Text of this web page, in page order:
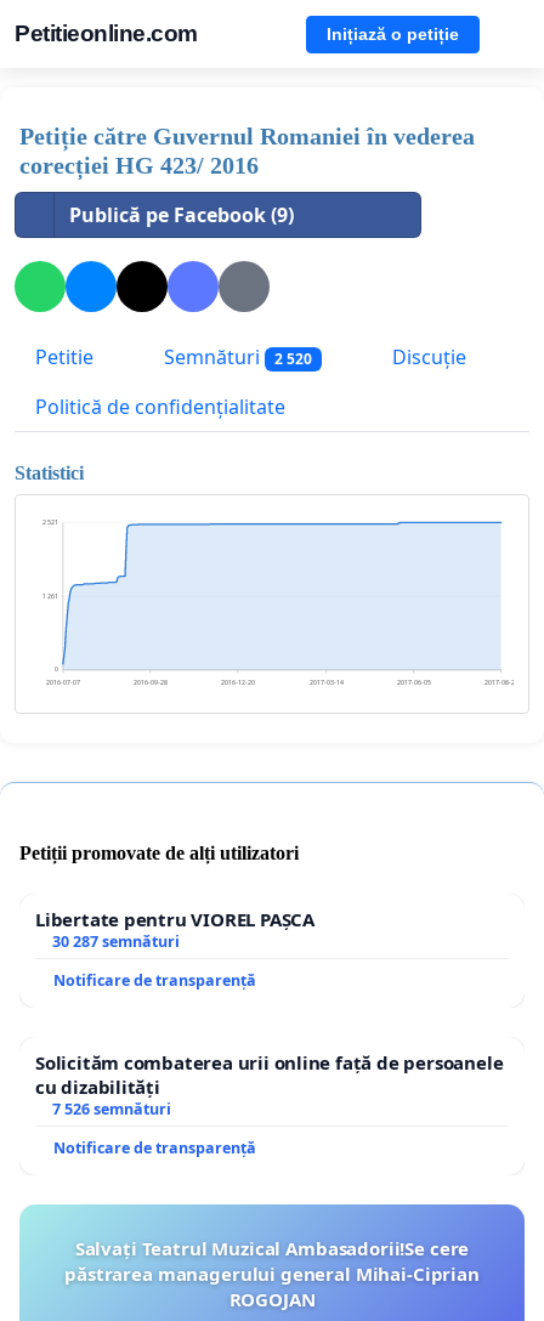
Petitieonline.com Inițiază o petiție
Petiție către Guvernul Romaniei în vederea
corecției HG 423/ 2016
Publică pe Facebook (9)
Petitie Semnături 2 520
Discuție
Politică de confidențialitate
Statistici
0
1 261
2 521
2016-07-07 2016-09-28 2016-12-20 2017-03-14 2017-06-05 2017-08-27
Petiții promovate de alți utilizatori
Libertate pentru VIOREL PAȘCA
30 287 semnături
Notificare de transparență
Solicităm combaterea urii online față de persoanele
cu dizabilități
7 526 semnături
Notificare de transparență
Salvați Teatrul Muzical Ambasadorii!Se cere
păstrarea managerului general Mihai-Ciprian
ROGOJAN